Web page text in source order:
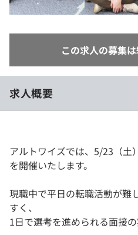
学校向けプラン
この求人の募集
求人概要
アルトワイズでは、5/23（土
を開催いたします。
現職中で平日の転職活動が難
すく、
1日で選考を進められる面接